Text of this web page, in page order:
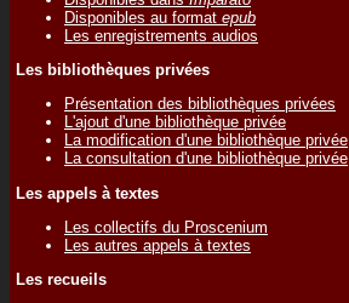
Disponibles au format epub
Les enregistrements audios
Les bibliothèques privées
Présentation des bibliothèques privées
L'ajout d'une bibliothèque privée
La modification d'une bibliothèque privée
La consultation d'une bibliothèque privée
Les appels à textes
Les collectifs du Proscenium
Les autres appels à textes
Les recueils